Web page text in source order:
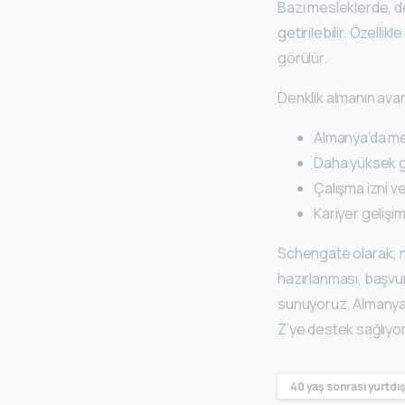
Bazı mesleklerde,
getirilebilir.
görülür.
Denklik almanın
Almanya’da
Daha yüksek
Çalışma izni
Kariyer
Schengate olarak;
hazırlanması,
sunuyoruz.
Z’ye destek
40 yaş sonrası